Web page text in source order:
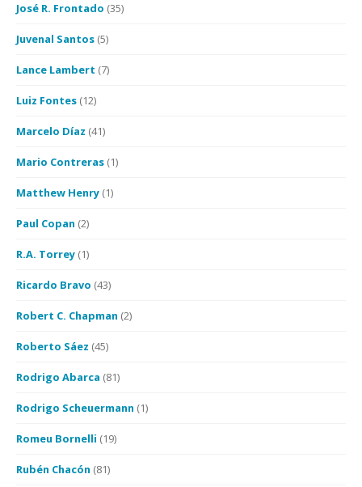
José R. Frontado (35)
Juvenal Santos (5)
Lance Lambert (7)
Luiz Fontes (12)
Marcelo Díaz (41)
Mario Contreras (1)
Matthew Henry (1)
Paul Copan (2)
R.A. Torrey (1)
Ricardo Bravo (43)
Robert C. Chapman (2)
Roberto Sáez (45)
Rodrigo Abarca (81)
Rodrigo Scheuermann (1)
Romeu Bornelli (19)
Rubén Chacón (81)